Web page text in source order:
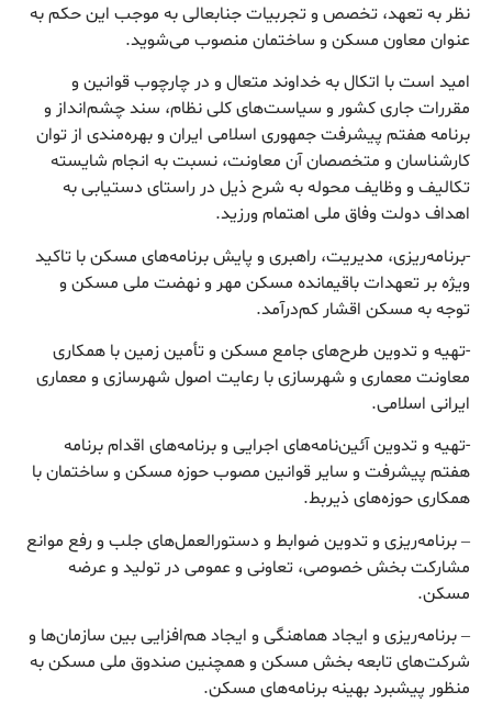
نظر به تعهد، تخصص و تجربیات جنابعالی به موجب این حکم به
عنوان معاون مسکن و ساختمان منصوب می‌شوید.
امید است با اتکال به خداوند متعال و در چارچوب قوانین و
مقررات جاری کشور و سیاست‌های کلی نظام، سند چشم‌انداز و
برنامه هفتم پیشرفت جمهوری اسلامی ایران و بهره‌مندی از توان
کارشناسان و متخصصان آن معاونت، نسبت به انجام شایسته
تکالیف و وظایف محوله به شرح ذیل در راستای دستیابی به
اهداف دولت وفاق ملی اهتمام ورزید.
-برنامه‌ریزی، مدیریت، راهبری و پایش برنامه‌های مسکن با تاکید
ویژه بر تعهدات باقیمانده مسکن مهر و نهضت ملی مسکن و
توجه به مسکن اقشار کم‌درآمد.
-تهیه و تدوین طرح‌های جامع مسکن و تأمین زمین با همکاری
معاونت معماری و شهرسازی با رعایت اصول شهرسازی و معماری
ایرانی اسلامی.
-تهیه و تدوین آئین‌نامه‌های اجرایی و برنامه‌های اقدام برنامه
هفتم پیشرفت و سایر قوانین مصوب حوزه مسکن و ساختمان با
همکاری حوزه‌های ذیربط.
– برنامه‌ریزی و تدوین ضوابط و دستورالعمل‌های جلب و رفع موانع
مشارکت بخش خصوصی، تعاونی و عمومی در تولید و عرضه
مسکن.
– برنامه‌ریزی و ایجاد هماهنگی و ایجاد هم‌افزایی بین سازمان‌ها و
شرکت‌های تابعه بخش مسکن و همچنین صندوق ملی مسکن به
منظور پیشبرد بهینه برنامه‌های مسکن.